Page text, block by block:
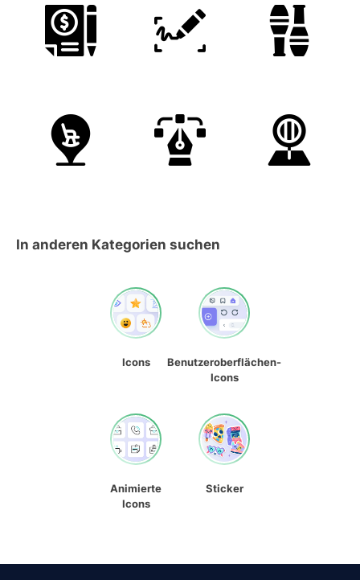
In anderen Kategorien suchen
Icons
Benutzeroberflächen-
Icons
Animierte
Icons
Sticker